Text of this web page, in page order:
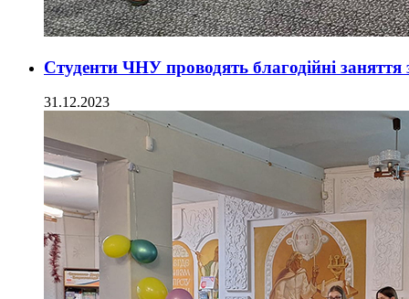
Студенти ЧНУ проводять благодійні заняття
31.12.2023